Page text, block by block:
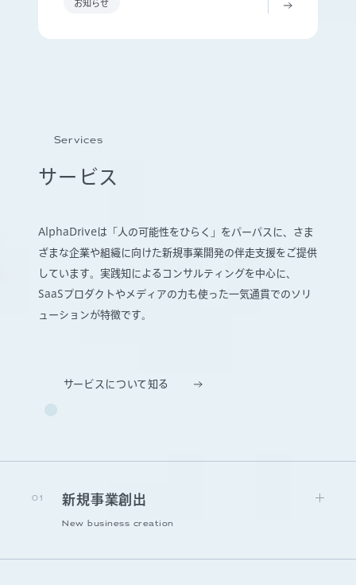
お知らせ
Services
サービス
AlphaDriveは「人の可能性をひらく」をパーパスに、さま
ざまな企業や組織に向けた新規事業開発の伴走支援をご提供
しています。実践知によるコンサルティングを中心に、
SaaSプロダクトやメディアの力も使った一気通貫でのソリ
ューションが特徴です。
サービスについて知る
01 新規事業創出
New business creation